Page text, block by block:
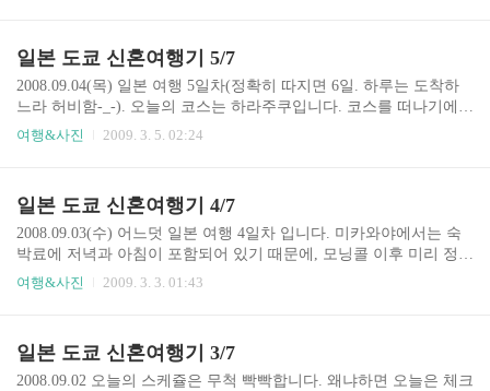
면 바로 이런 멋진 그림이 그려진 버스가 많다는 겁니다. 뭐라고 써
있는진 물론 모름. 어느새 전철을 타고 츠키지에 도착. 츠키지는 수
산시장이 있어 신선한 재료의 초밥을 맛볼 수 있는 곳입니다. 당초
가장 비싼곳-_-으로 가려 했습니다만, 이상하게 지도상에 있어야 할
곳에 없는 바람에 그냥 가격 대비 괜..
일본 도쿄 신혼여행기 5/7
2008.09.04(목) 일본 여행 5일차(정확히 따지면 6일. 하루는 도착하
느라 허비함-_-). 오늘의 코스는 하라주쿠입니다. 코스를 떠나기에
앞서, 아침은 잠으로 날려버리고, 점심을 먹으러 나갔습니다. 그간
문했습니다. 간단한 샐러드와 장국 등이 같이 나옵니다. 맛은 상당히
괜찮았습니다. 가격도 750엔 정도였던걸로 기억합니다. 그렇게 점심
을 떼우고 요츠야역에서 전철을 타고 하라주쿠를 향해 갔습니다. 죄
송하다며 꾸벅하는 그림이 그려진 공사 안내 표지판... 하라주쿠의
명소 중 하나인 진구바시입니다. 코..
여행&사진 2009. 3. 5. 02:24
일본 도쿄 신혼여행기 4/7
2008.09.03(수) 어느덧 일본 여행 4일차 입니다. 미카와야에서는 숙
박료에 저녁과 아침이 포함되어 있기 때문에, 모닝콜 이후 미리 정해
둔 시간에 아침 식사가 준비되어 나왔습니다. 아침 식사는 저녁때에
습니다. 복도에서 이상한 표정 잡고 마눌님 한 컷.-_- 로비로 가서 체
크아웃을 하고 여관을 떠날 채비를 합니다. 료칸 미카와야의 전경입
여행&사진 2009. 3. 3. 01:43
일본 도쿄 신혼여행기 3/7
2008.09.02 오늘의 스케쥴은 무척 빡빡합니다. 왜냐하면 오늘은 체크